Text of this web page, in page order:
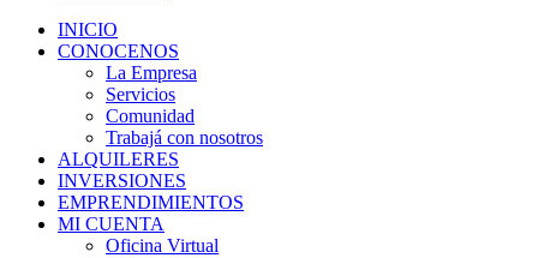
INICIO
CONOCENOS
La Empresa
Servicios
Comunidad
Trabajá con nosotros
ALQUILERES
INVERSIONES
EMPRENDIMIENTOS
MI CUENTA
Oficina Virtual